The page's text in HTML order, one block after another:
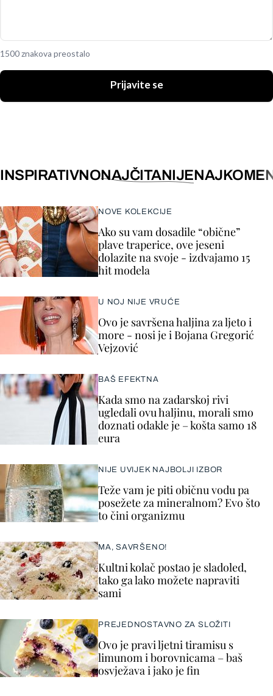
1500 znakova preostalo
Prijavite se
INSPIRATIVNONAJČITANIJE
NOVE KOLEKCIJE
Ako su vam dosadile “obične”
plave traperice, ove jeseni
dolazite na svoje - izdvajamo 15
hit modela
U NOJ NIJE VRUĆE
Ovo je savršena haljina za ljeto i
more - nosi je i Bojana Gregorić
Vejzović
BAŠ EFEKTNA
Kada smo na zadarskoj rivi
ugledali ovu haljinu, morali smo
doznati odakle je – košta samo 18
eura
NIJE UVIJEK NAJBOLJI IZBOR
Teže vam je piti običnu vodu pa
posežete za mineralnom? Evo što
to čini organizmu
MA, SAVRŠENO!
Kultni kolač postao je sladoled,
tako ga lako možete napraviti
sami
PREJEDNOSTAVNO ZA SLOŽITI
Ovo je pravi ljetni tiramisu s
limunom i borovnicama – baš
osvježava i jako je fin